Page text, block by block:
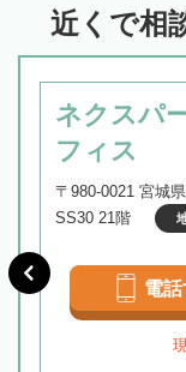
近くで相
ネクスパ
フィス
〒980-0021 宮城
SS30 21階
電